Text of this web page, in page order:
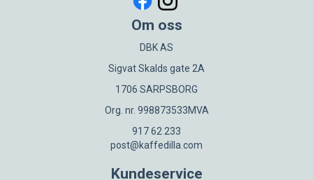
Om oss
DBK AS
Sigvat Skalds gate 2A
1706 SARPSBORG
Org. nr. 998873533MVA
917 62 233
post@kaffedilla.com
Kundeservice